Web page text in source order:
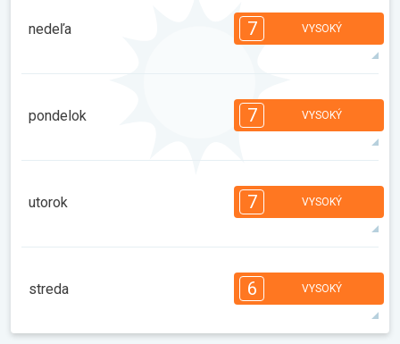
nedeľa 7 VYSOKÝ
08:00 14:00
3
14 h 05:29 19:59 33°max.
pondelok 7 VYSOKÝ
14:00
3
14 h 05:30 19:57 35°max.
utorok 7 VYSOKÝ
14:00
4
11 h 05:31 19:56 38°max.
streda 6 VYSOKÝ